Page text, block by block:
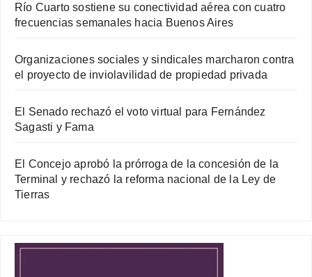
Río Cuarto sostiene su conectividad aérea con cuatro
frecuencias semanales hacia Buenos Aires
Organizaciones sociales y sindicales marcharon contra
el proyecto de inviolavilidad de propiedad privada
El Senado rechazó el voto virtual para Fernández
Sagasti y Fama
El Concejo aprobó la prórroga de la concesión de la
Terminal y rechazó la reforma nacional de la Ley de
Tierras